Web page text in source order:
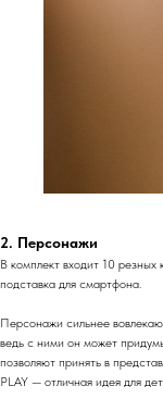
2. Персонажи
В комплект входит 10
подставка для смартфона.
Персонажи сильнее
ведь с ними он может
позволяют принять в
PLAY — отличная идея для